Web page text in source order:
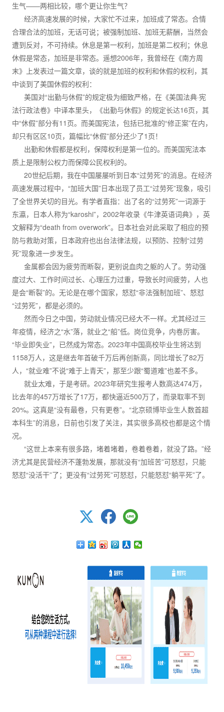
生气——两相比较，哪个更让你生气？
经济高速发展的时候，大家忙不过来，加班成了常态。合情
合理合法的加班，无话可说；被强制加班、加班无薪酬，当然会
遭到反对，不可持续。休息是第一权利，加班是第二权利；休息
休假是常态，加班是非常态。遥想2006年，我曾经在《南方周
末》上发表过一篇文章，谈的就是加班的权利和休假的权利，其
中谈到了美国休假的权利：
美国对“出勤与休假”的规定极为细致严格，在《美国法典·宪
法行政法卷》中译本里头，《出勤与休假》的规定长达16页，其
中“休假”部分有11页。而美国宪法，包括已批准的“修正案”在内，
却只有区区10页，篇幅比“休假”部分还少了1页！
出勤和休假都是权利，保障权利是第一位的。而美国宪法本
质上是限制公权力而保障公民权利的。
20世纪后期，我在中国屡屡听到日本“过劳死”的消息。在经济
高速发展过程中，“加班大国”日本出现了员工“过劳死”现象，吸引
了全世界关切的目光。有学者直指：出了名的“过劳死”一词源于
东瀛，日本人称为“karoshi”，2002年收录《牛津英语词典》，英
文解释为“death from overwork”。日本社会对此采取了相应的预
防与救助对策，日本政府也出台法律法规，以预防、控制“过劳
死”现象进一步发生。
金属都会因为疲劳而断裂，更别说血肉之躯的人了。劳动强
度过大、工作时间过长、心理压力过重，导致长时间疲劳，人也
是会“断裂”的。无论是在哪个国家，怒怼“非法强制加班”、怒怼
“过劳死”，都是必须的。
然而今日之中国，劳动就业情况已经大不一样。尤其经过三
年疫情，经济之“水”落，就业之“船”低。岗位竞争，内卷厉害。
“毕业即失业”，已然成为常态。2023年中国高校毕业生将达到
1158万人，这是继去年首破千万后再创新高，同比增长了82万
人，“就业难”不说“难于上青天”，那至少跟“蜀道难”也差不多。
就业太难，于是考研。2023年研究生报考人数高达474万，
比去年的457万增长了17万，都快逼近500万了，而录取率不到
20%。这真是“没有最卷，只有更卷”。“北京硕博毕业生人数首超
本科生”的消息，日前也引发了关注，其实很多高校也都是这个情
况。
“这世上本来有很多路，堵着堵着，卷着卷着，就没了路。”经
济尤其是民营经济不蓬勃发展，那就没有“加班苦”可怒怼，只能
怒怼“没活干”了；更没有“过劳死”可怒怼，只能怒怼“躺平死”了。